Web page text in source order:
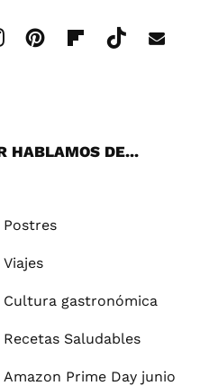
HABLAMOS DE...
Postres
Viajes
Cultura gastronómica
Recetas Saludables
Amazon Prime Day junio